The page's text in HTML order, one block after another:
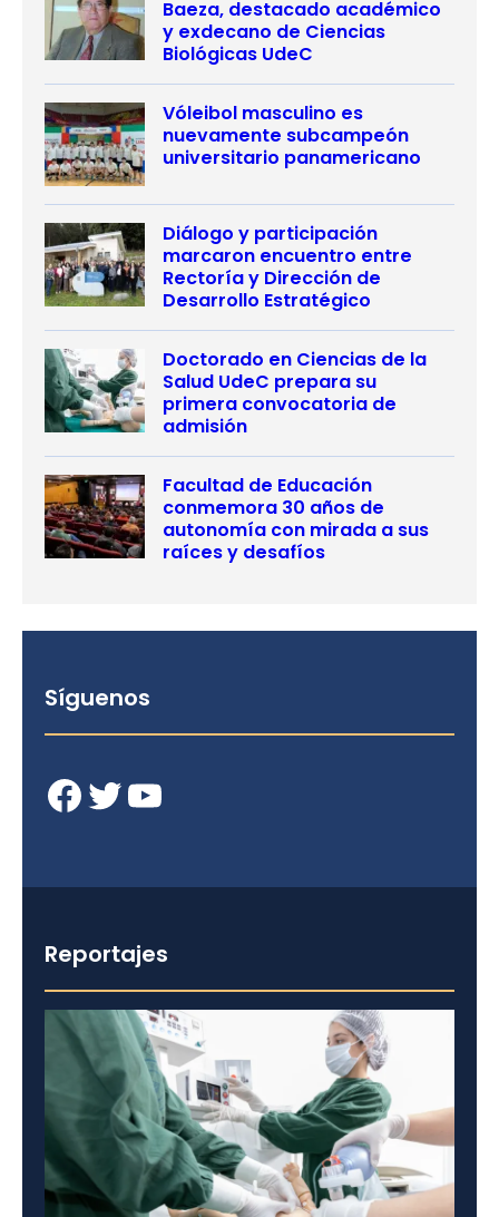
Baeza, destacado académico
y exdecano de Ciencias
Biológicas UdeC
Vóleibol masculino es
nuevamente subcampeón
universitario panamericano
Diálogo y participación
marcaron encuentro entre
Rectoría y Dirección de
Desarrollo Estratégico
Doctorado en Ciencias de la
Salud UdeC prepara su
primera convocatoria de
admisión
Facultad de Educación
conmemora 30 años de
autonomía con mirada a sus
raíces y desafíos
Síguenos
Facebook Twitter YouTube
Reportajes